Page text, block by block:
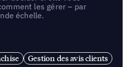
les gérer – par
échelle.
Gestion des avis clients